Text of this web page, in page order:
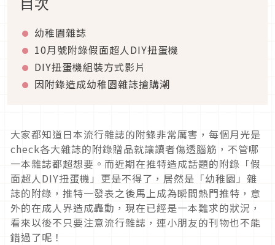
幼稚園雜誌
10月號附錄假面超人DIY扭蛋機
DIY扭蛋機組裝方式影片
因附錄造成幼稚園雜誌搶購潮
大家都知道日本流行雜誌的附錄非常厲害，每個月光是
check各大雜誌的附錄贈品就讓讀者傷透腦筋，不管哪
一本雜誌都超想要。而近期在推特造成話題的附錄「假
面超人DIY扭蛋機」更是不得了，居然是「幼稚園」雜
誌的附錄，推特一發表之後馬上成為瞬間熱門推特，意
外的在成人界造成轟動，現在已經是一本難求的狀況，
看來以後不只要注意流行雜誌，連小朋友的刊物也不能
錯過了呢！